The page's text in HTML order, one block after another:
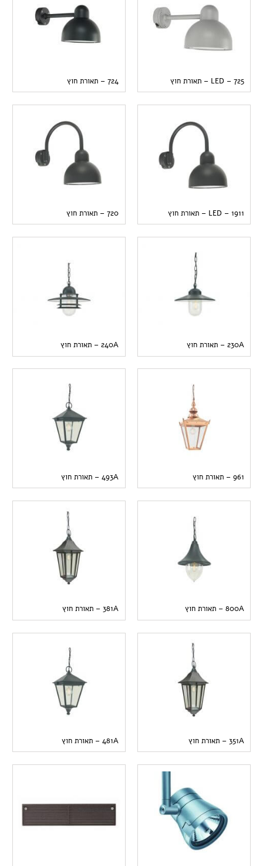
725 – LED – תאורת חוץ 724 – תאורת חוץ
1911 – LED – תאורת חוץ 720 – תאורת חוץ
230A – תאורת חוץ 240A – תאורת חוץ
961 – תאורת חוץ 493A – תאורת חוץ
800A – תאורת חוץ 381A – תאורת חוץ
351A – תאורת חוץ 481A – תאורת חוץ